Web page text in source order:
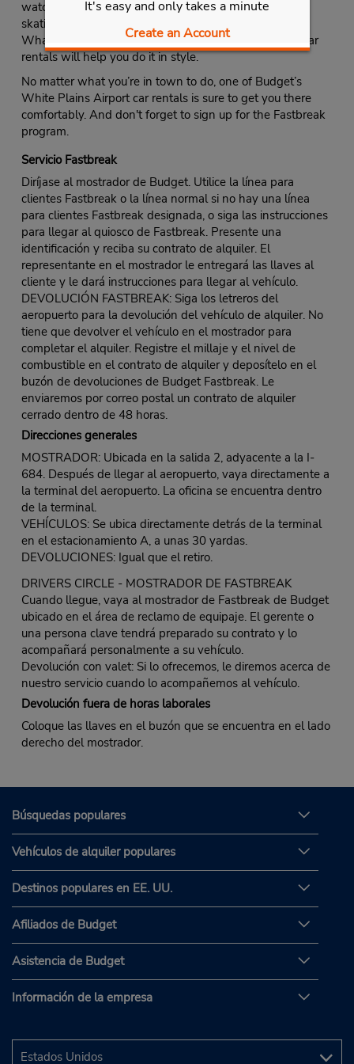
It's easy and only takes a minute
Create an Account
watching fireworks, playing miniature golf, indoor ice
skating, swimming in the pool or boating on the lake.
Whatever you have planned, one of Budget’s airport car
rentals will help you do it in style.
No matter what you’re in town to do, one of Budget’s
White Plains Airport car rentals is sure to get you there
comfortably. And don't forget to sign up for the Fastbreak
program.
Servicio Fastbreak
Diríjase al mostrador de Budget. Utilice la línea para
clientes Fastbreak o la línea normal si no hay una línea
para clientes Fastbreak designada, o siga las instrucciones
para llegar al quiosco de Fastbreak. Presente una
identificación y reciba su contrato de alquiler. El
representante en el mostrador le entregará las llaves al
cliente y le dará instrucciones para llegar al vehículo.
DEVOLUCIÓN FASTBREAK: Siga los letreros del
aeropuerto para la devolución del vehículo de alquiler. No
tiene que devolver el vehículo en el mostrador para
completar el alquiler. Registre el millaje y el nivel de
combustible en el contrato de alquiler y deposítelo en el
buzón de devoluciones de Budget Fastbreak. Le
enviaremos por correo postal un contrato de alquiler
cerrado dentro de 48 horas.
Direcciones generales
MOSTRADOR: Ubicada en la salida 2, adyacente a la I-
684. Después de llegar al aeropuerto, vaya directamente a
la terminal del aeropuerto. La oficina se encuentra dentro
de la terminal.
VEHÍCULOS: Se ubica directamente detrás de la terminal
en el estacionamiento A, a unas 30 yardas.
DEVOLUCIONES: Igual que el retiro.
DRIVERS CIRCLE - MOSTRADOR DE FASTBREAK
Cuando llegue, vaya al mostrador de Fastbreak de Budget
ubicado en el área de reclamo de equipaje. El gerente o
una persona clave tendrá preparado su contrato y lo
acompañará personalmente a su vehículo.
Devolución con valet: Si lo ofrecemos, le diremos acerca de
nuestro servicio cuando lo acompañemos al vehículo.
Devolución fuera de horas laborales
Coloque las llaves en el buzón que se encuentra en el lado
derecho del mostrador.
Búsquedas populares
Vehículos de alquiler populares
Destinos populares en EE. UU.
Afiliados de Budget
Asistencia de Budget
Información de la empresa